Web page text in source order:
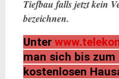
Tiefbau falls jetzt kein
bezeichnen.
Unter
man sich bis
kostenlosen